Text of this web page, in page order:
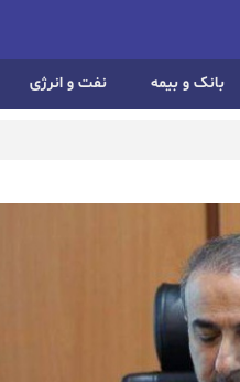
بانک و بیمه نفت و انرژی